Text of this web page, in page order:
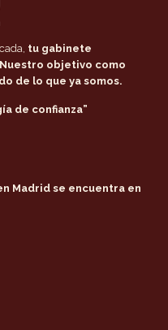
tu gabinete
objetivo como
de lo que ya somos.
de confianza”
Madrid se encuentra en